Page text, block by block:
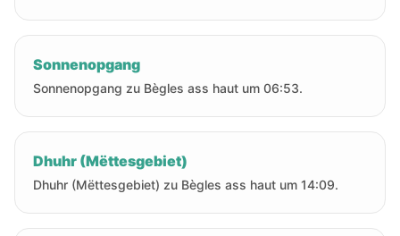
Sonnenopgang
Sonnenopgang zu Bègles ass haut um 06:53.
Dhuhr (Mëttesgebiet)
Dhuhr (Mëttesgebiet) zu Bègles ass haut um 14:09.